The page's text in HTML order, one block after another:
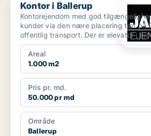
Kontor i Ballerup
Kontorejendom med god
kunder via den nære placering tæt på
offentlig transport. Der er elevator i
masser...
Areal
1.000 m2
Pris pr. md.
50.000 pr md
Område
Ballerup